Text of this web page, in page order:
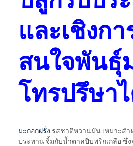
และเชิงก
สนใจพันธุ์
โทรปรึษา
มะกอกฝรั่ง รสชาติหวานมัน เหมาะส
ประทาน จิ้มกับน้ำตาลปีบพริกเกลือ ซึ่